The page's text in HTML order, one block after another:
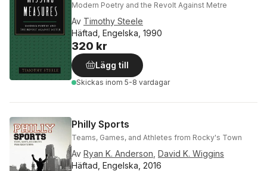
Modern Poetry and the Revolt Against Metre
Av Timothy Steele
Häftad, Engelska, 1990
320 kr
Lägg till
Skickas inom 5-8 vardagar
Philly Sports
Teams, Games, and Athletes from Rocky's Town
Av Ryan K. Anderson David K. Wiggins
Häftad, Engelska, 2016